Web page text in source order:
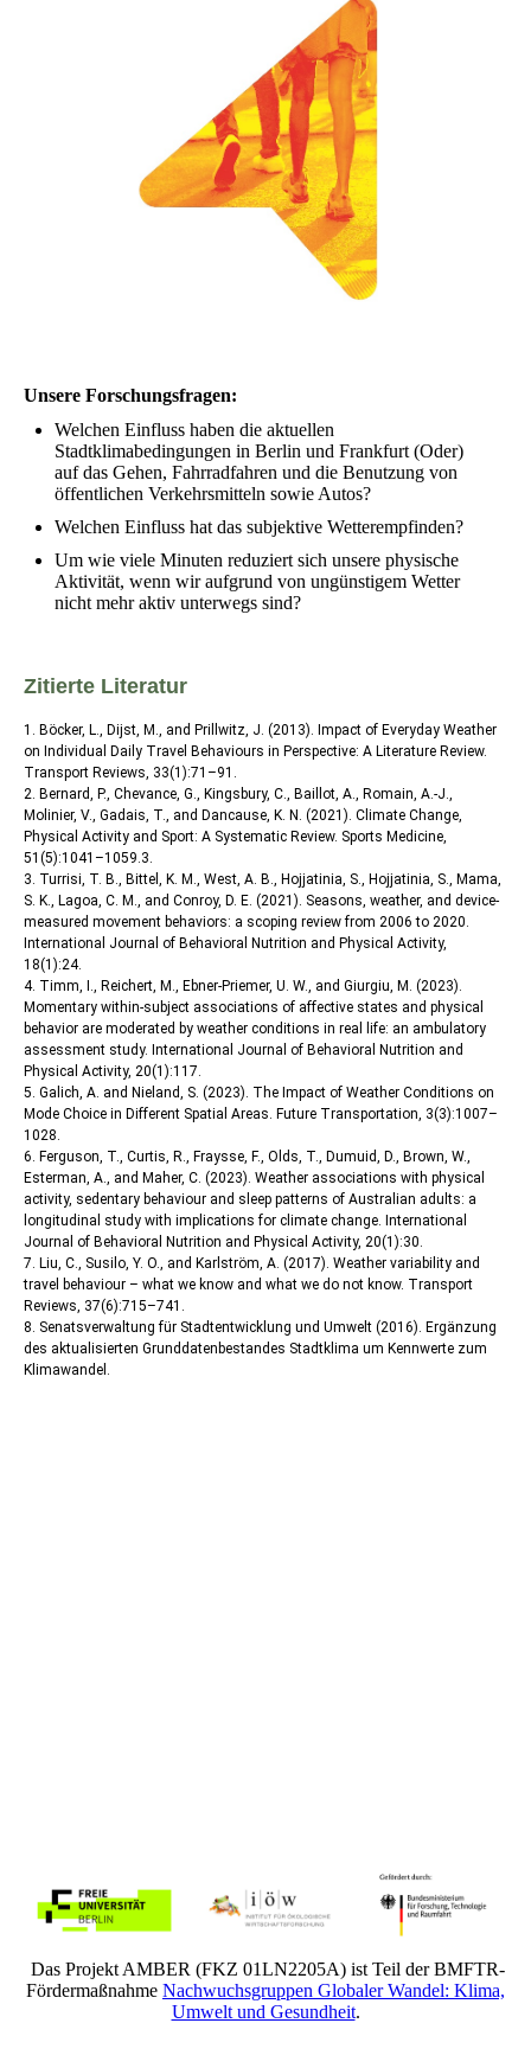
Unsere Forschungsfragen:
Welchen Einfluss haben die aktuellen
Stadtklimabedingungen in Berlin und Frankfurt (Oder)
auf das Gehen, Fahrradfahren und die Benutzung von
öffentlichen Verkehrsmitteln sowie Autos?
Welchen Einfluss hat das subjektive Wetterempfinden?
Um wie viele Minuten reduziert sich unsere physische
Aktivität, wenn wir aufgrund von ungünstigem Wetter
nicht mehr aktiv unterwegs sind?
Zitierte Literatur
1. Böcker, L., Dijst, M., and Prillwitz, J. (2013). Impact of Everyday Weather
on Individual Daily Travel Behaviours in Perspective: A Literature Review.
Transport Reviews, 33(1):71–91.
2. Bernard, P., Chevance, G., Kingsbury, C., Baillot, A., Romain, A.-J.,
Molinier, V., Gadais, T., and Dancause, K. N. (2021). Climate Change,
Physical Activity and Sport: A Systematic Review. Sports Medicine,
51(5):1041–1059.3.
3. Turrisi, T. B., Bittel, K. M., West, A. B., Hojjatinia, S., Hojjatinia, S., Mama,
S. K., Lagoa, C. M., and Conroy, D. E. (2021). Seasons, weather, and device-
measured movement behaviors: a scoping review from 2006 to 2020.
International Journal of Behavioral Nutrition and Physical Activity,
18(1):24.
4. Timm, I., Reichert, M., Ebner-Priemer, U. W., and Giurgiu, M. (2023).
Momentary within-subject associations of affective states and physical
behavior are moderated by weather conditions in real life: an ambulatory
assessment study. International Journal of Behavioral Nutrition and
Physical Activity, 20(1):117.
5. Galich, A. and Nieland, S. (2023). The Impact of Weather Conditions on
Mode Choice in Different Spatial Areas. Future Transportation, 3(3):1007–
1028.
6. Ferguson, T., Curtis, R., Fraysse, F., Olds, T., Dumuid, D., Brown, W.,
Esterman, A., and Maher, C. (2023). Weather associations with physical
activity, sedentary behaviour and sleep patterns of Australian adults: a
longitudinal study with implications for climate change. International
Journal of Behavioral Nutrition and Physical Activity, 20(1):30.
7. Liu, C., Susilo, Y. O., and Karlström, A. (2017). Weather variability and
travel behaviour – what we know and what we do not know. Transport
Reviews, 37(6):715–741.
8. Senatsverwaltung für Stadtentwicklung und Umwelt (2016). Ergänzung
des aktualisierten Grunddatenbestandes Stadtklima um Kennwerte zum
Klimawandel.
Das Projekt AMBER (FKZ 01LN2205A) ist Teil der BMFTR-
Fördermaßnahme Nachwuchsgruppen Globaler Wandel: Klima,
Umwelt und Gesundheit.